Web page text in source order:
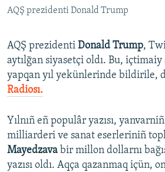
QOŞULIÑIZ!
RFE/RS bütün saytları
AQŞ prezidenti Donald Trump
AQŞ prezidenti Donald Trump,
aytılğan siyasetçi oldı. Bu,
yapqan yıl yekünlerinde bildirile,
Radiosı.
Yılnıñ eñ populâr yazısı,
milliarderi ve sanat eserleriniñ
Mayedzava bir millon dollarnı
yazısı oldı. Aqça qazanmaq içün,